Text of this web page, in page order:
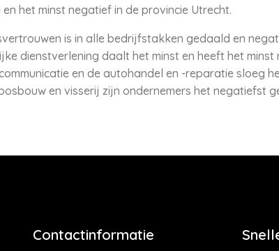
het minst negatief in de provincie Utrecht.
is in alle bedrijfstakken gedaald en
dienstverlening daalt het minst en heeft het
en de autohandel en -reparatie sloeg
en visserij zijn ondernemers het negatiefst
Contactinformatie